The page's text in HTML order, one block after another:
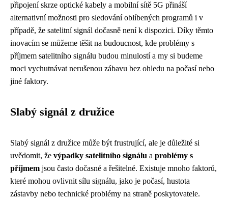
připojení skrze optické kabely a mobilní sítě 5G přináší
alternativní možnosti pro sledování oblíbených programů i v
případě, že satelitní signál dočasně není k dispozici. Díky těmto
inovacím se můžeme těšit na budoucnost, kde problémy s
příjmem satelitního signálu budou minulostí a my si budeme
moci vychutnávat nerušenou zábavu bez ohledu na počasí nebo
jiné faktory.
Slabý signál z družice
Slabý signál z družice může být frustrující, ale je důležité si
uvědomit, že výpadky satelitního signálu a problémy s
příjmem jsou často dočasné a řešitelné. Existuje mnoho faktorů,
které mohou ovlivnit sílu signálu, jako je počasí, hustota
zástavby nebo technické problémy na straně poskytovatele.